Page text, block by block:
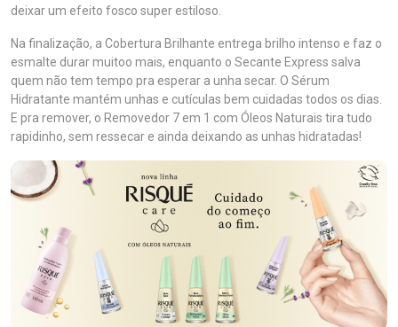
deixar um efeito fosco super estiloso.
Na finalização, a Cobertura Brilhante entrega brilho intenso e faz o
esmalte durar muitoo mais, enquanto o Secante Express salva
quem não tem tempo pra esperar a unha secar. O Sérum
Hidratante mantém unhas e cutículas bem cuidadas todos os dias.
E pra remover, o Removedor 7 em 1 com Óleos Naturais tira tudo
rapidinho, sem ressecar e ainda deixando as unhas hidratadas!